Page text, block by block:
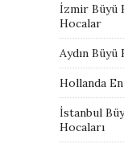
İzmir Büyü
Hocalar
Aydın
Hollanda
İstanbul
Hocaları